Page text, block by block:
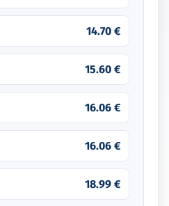
14.70 €
15.60 €
16.06 €
16.06 €
18.99 €